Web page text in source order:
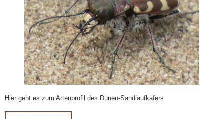
Hier geht es zum Artenprofil des Dünen-Sandlaufkäfers